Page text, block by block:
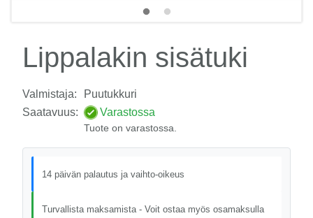
Lippalakin sisätuki
Valmistaja:
Puutukkuri
Saatavuus:
Varastossa
Tuote on varastossa.
14 päivän palautus ja vaihto-oikeus
Turvallista maksamista - Voit ostaa myös osamaksulla